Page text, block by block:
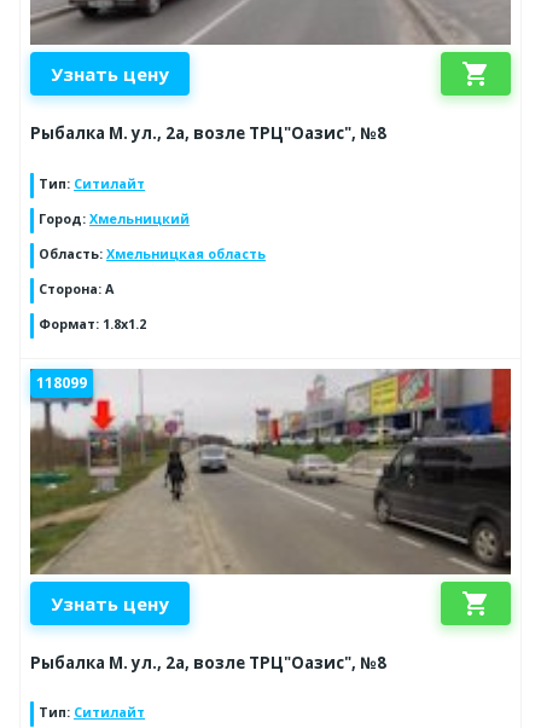
Узнать цену shopping_cart
Рыбалка М. ул., 2а, возле ТРЦ"Оазис", №8
Тип: Ситилайт
Город: Хмельницкий
Область: Хмельницкая область
Сторона: A
Формат: 1.8x1.2
118099
Узнать цену shopping_cart
Рыбалка М. ул., 2а, возле ТРЦ"Оазис", №8
Тип: Ситилайт